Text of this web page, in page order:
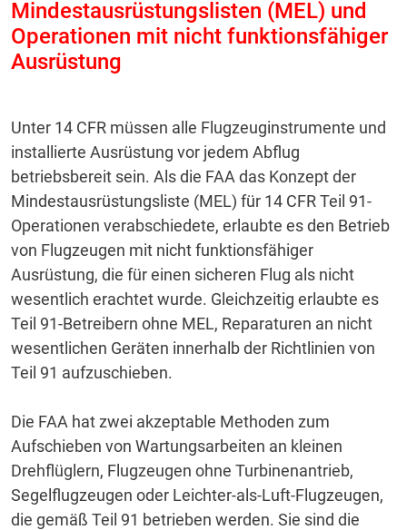
Mindestausrüstungslisten (MEL) und
Operationen mit nicht funktionsfähiger
Ausrüstung
Unter 14 CFR müssen alle Flugzeuginstrumente und
installierte Ausrüstung vor jedem Abflug
betriebsbereit sein. Als die FAA das Konzept der
Mindestausrüstungsliste (MEL) für 14 CFR Teil 91-
Operationen verabschiedete, erlaubte es den Betrieb
von Flugzeugen mit nicht funktionsfähiger
Ausrüstung, die für einen sicheren Flug als nicht
wesentlich erachtet wurde. Gleichzeitig erlaubte es
Teil 91-Betreibern ohne MEL, Reparaturen an nicht
wesentlichen Geräten innerhalb der Richtlinien von
Teil 91 aufzuschieben.
Die FAA hat zwei akzeptable Methoden zum
Aufschieben von Wartungsarbeiten an kleinen
Drehflüglern, Flugzeugen ohne Turbinenantrieb,
Segelflugzeugen oder Leichter-als-Luft-Flugzeugen,
die gemäß Teil 91 betrieben werden. Sie sind die